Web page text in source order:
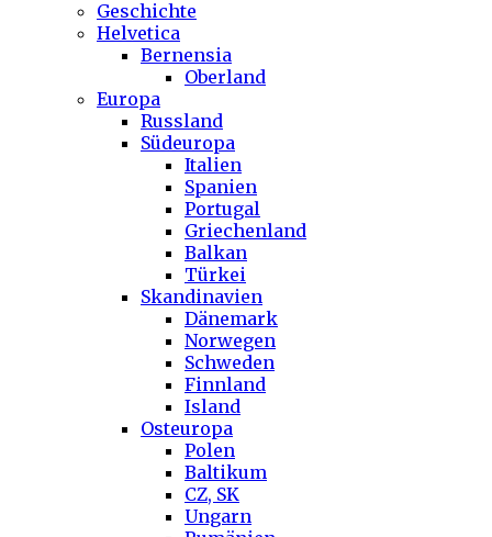
Geschichte
Helvetica
Bernensia
Oberland
Europa
Russland
Südeuropa
Italien
Spanien
Portugal
Griechenland
Balkan
Türkei
Skandinavien
Dänemark
Norwegen
Schweden
Finnland
Island
Osteuropa
Polen
Baltikum
CZ, SK
Ungarn